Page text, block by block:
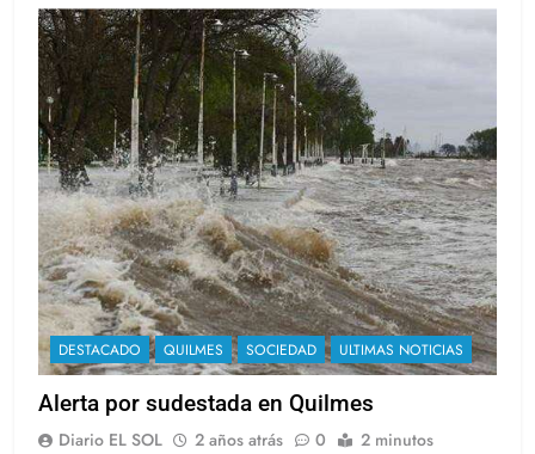
DESTACADO QUILMES SOCIEDAD ULTIMAS NOTICIAS
Alerta por sudestada en Quilmes
Diario EL SOL 2 años atrás 0 2 minutos